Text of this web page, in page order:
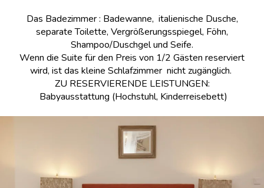
Das Badezimmer : Badewanne, italienische Dusche,
separate Toilette, Vergrößerungsspiegel, Föhn,
Shampoo/Duschgel und Seife.
Wenn die Suite für den Preis von 1/2 Gästen reserviert
wird, ist das kleine Schlafzimmer nicht zugänglich.
ZU RESERVIERENDE LEISTUNGEN:
Babyausstattung (Hochstuhl, Kinderreisebett)